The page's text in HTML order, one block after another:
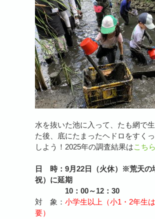
水を抜いた池に入って、たも網で
た後、底にたまったヘドロをすく
しよう！2025年の調査結果はこちら
日 時：9月22日（火休）※荒天の
祝）に延期
10：00～12：30
対 象： 小学生以上（小1・2年生
要）